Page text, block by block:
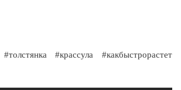
#крассула #какбыстрорастет